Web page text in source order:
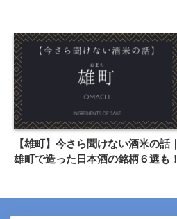
【雄町】今さら聞けない酒米の話｜
雄町で造った日本酒の銘柄６選も！